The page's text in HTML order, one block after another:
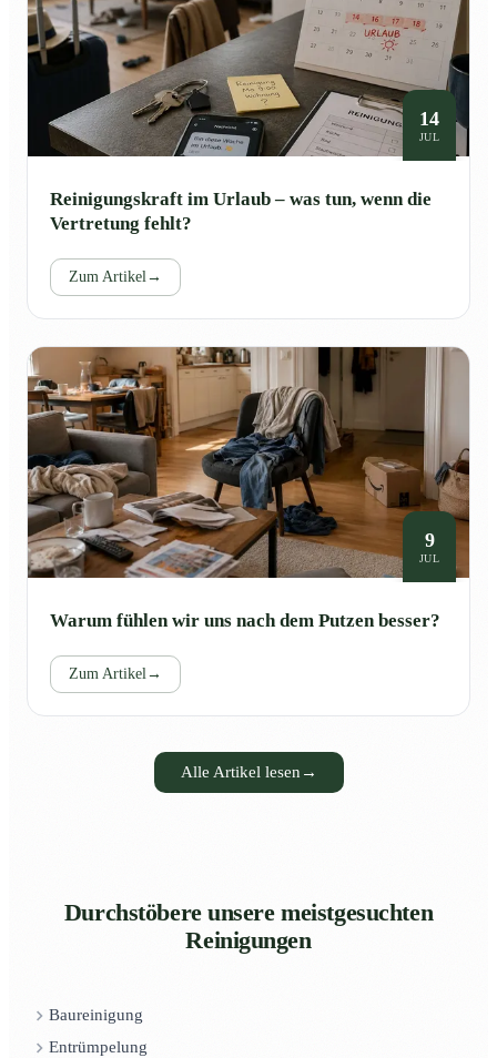
14
JUL
Reinigungskraft im Urlaub – was tun, wenn die
Vertretung fehlt?
Zum Artikel→
9
JUL
Warum fühlen wir uns nach dem Putzen besser?
Zum Artikel→
Alle Artikel lesen →
Durchstöbere unsere meistgesuchten
Reinigungen
Baureinigung
Entrümpelung